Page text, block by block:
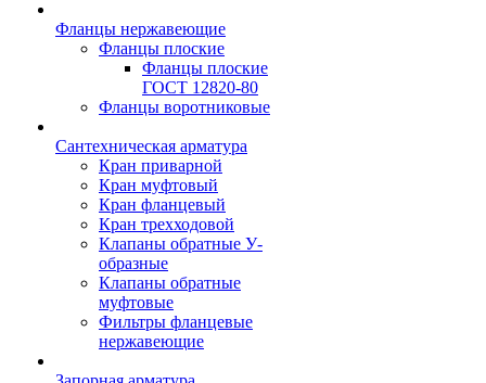
Фланцы нержавеющие
Фланцы плоские
Фланцы плоские
ГОСТ 12820-80
Фланцы воротниковые
Сантехническая арматура
Кран приварной
Кран муфтовый
Кран фланцевый
Кран трехходовой
Клапаны обратные У-
образные
Клапаны обратные
муфтовые
Фильтры фланцевые
нержавеющие